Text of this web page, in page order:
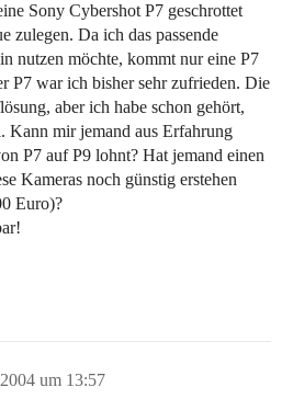
Sony Cybershot P7 geschrottet
zulegen. Da ich das passende
nutzen möchte, kommt nur eine P7
P7 war ich bisher sehr zufrieden. Die
aber ich habe schon gehört,
Kann mir jemand aus Erfahrung
P7 auf P9 lohnt? Hat jemand einen
Kameras noch günstig erstehen
Euro)?
um 13:57